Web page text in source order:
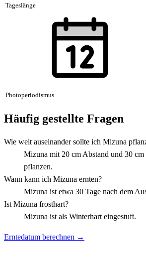
Tageslänge
Photoperiodismus
Häufig gestellte Fragen
Wie weit auseinander sollte ich Mizuna
Mizuna mit 20 cm Abstand und 30 cm
pflanzen.
Wann kann ich Mizuna ernten?
Mizuna ist etwa 30 Tage nach dem
Ist Mizuna frosthart?
Mizuna ist als Winterhart eingestuft.
Erntedatum berechnen →